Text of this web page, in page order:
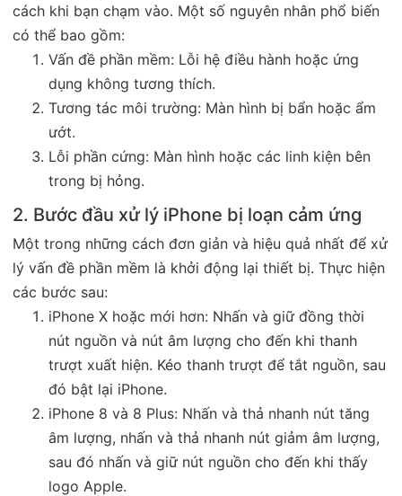
cách khi bạn chạm vào. Một số nguyên nhân phổ biến
có thể bao gồm:
Vấn đề phần mềm: Lỗi hệ điều hành hoặc ứng
dụng không tương thích.
Tương tác môi trường: Màn hình bị bẩn hoặc ẩm
ướt.
Lỗi phần cứng: Màn hình hoặc các linh kiện bên
trong bị hỏng.
2. Bước đầu xử lý iPhone bị loạn cảm ứng
Một trong những cách đơn giản và hiệu quả nhất để xử
lý vấn đề phần mềm là khởi động lại thiết bị. Thực hiện
các bước sau:
iPhone X hoặc mới hơn: Nhấn và giữ đồng thời
nút nguồn và nút âm lượng cho đến khi thanh
trượt xuất hiện. Kéo thanh trượt để tắt nguồn, sau
đó bật lại iPhone.
iPhone 8 và 8 Plus: Nhấn và thả nhanh nút tăng
âm lượng, nhấn và thả nhanh nút giảm âm lượng,
sau đó nhấn và giữ nút nguồn cho đến khi thấy
logo Apple.